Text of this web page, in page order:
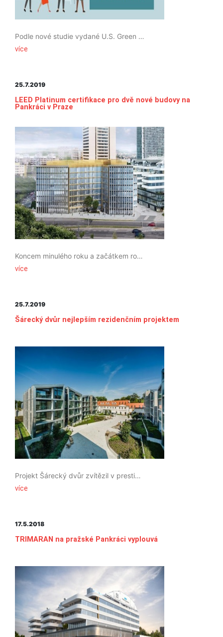
Podle nové studie vydané U.S. Green Building Council (USGBC), zaměstnanci, kteří pracují v LEED-certifikovaných budovách jsou šťastnější, zdravější a více produktivní než zaměstnanci v běžných a LEED necertifikovaných budovách. Studie též ukazuje, že většina pracujících v kancelářích chce pracovat pro společnosti orientované na hodnoty, které zaujímají postoj k důležitým otázkám jako udržitelný rozvoj a přispívají svým dílem k pozitivní změně ve světě. Více se dočtete v angličtině na odkazech níže:
více
25.7.2019
LEED Platinum certifikace pro dvě nové budovy na
Pankráci v Praze
Koncem minulého roku a začátkem roku 2019 získaly LEED certifikaci dvě nové budovy vystavěné
více
25.7.2019
Šárecký dvůr nejlepším rezidenčním projektem
Projekt Šárecký dvůr zvítězil v prestižní evropské soutěži HOF Awards v kategorii nejlepší rezidenční projekt ve střední a jižní Evropě za rok 2019. Srdcem uzavřeného dvora je nádvoří, které propojuje barokní budovu se 7 townhousy, nově postavené viladomy s 44 elegantními byty a historickou budovu s 5 ateliéry.
více
17.5.2018
TRIMARAN na pražské Pankráci vyplouvá